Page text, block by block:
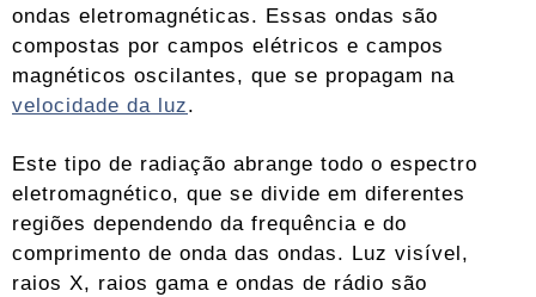
ondas eletromagnéticas. Essas ondas são
compostas por campos elétricos e campos
magnéticos oscilantes, que se propagam na
velocidade da luz.
Este tipo de radiação abrange todo o espectro
eletromagnético, que se divide em diferentes
regiões dependendo da frequência e do
comprimento de onda das ondas. Luz visível,
raios X, raios gama e ondas de rádio são